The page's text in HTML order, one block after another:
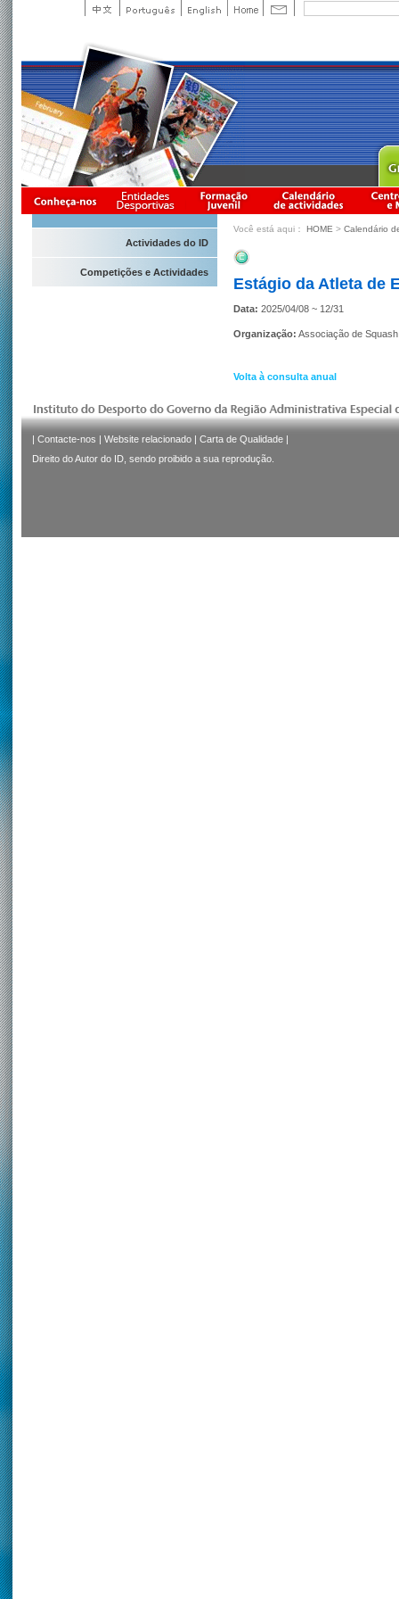
Actividades do ID
Competições e Actividades
Você está aqui： HOME > Calendário
Estágio da Atleta de
Data: 2025/04/08 ~ 12/31
Organização: Associação de
Volta à consulta anual
| Contacte-nos | Website relacionado | Carta de Qualidade |
Direito do Autor do ID, sendo proibido a sua reprodução.